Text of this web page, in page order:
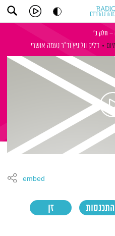
– חלק ב'
דליק ווליניץוד"ר נעמה אושרי
התכנסות
זן
embed